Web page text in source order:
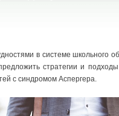
в системе школьного
стратегии и
с синдромом Аспергера.